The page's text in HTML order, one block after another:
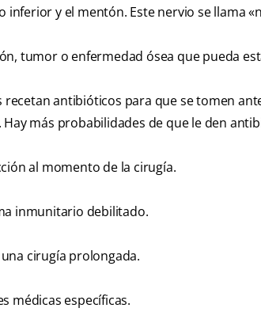
inferior y el mentón. Este nervio se llama
tumor o enfermedad ósea que pueda
recetan antibióticos para que se tomen
más probabilidades de que le den
al momento de la cirugía.
inmunitario debilitado.
cirugía prolongada.
médicas específicas.